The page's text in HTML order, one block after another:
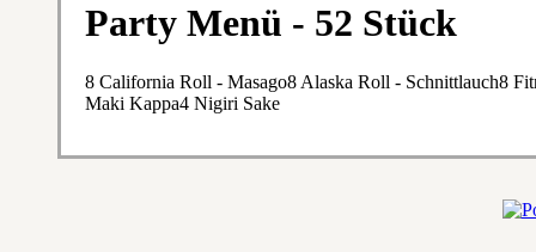
Party Menü - 52 Stück
8 California Roll - Masago8 Alaska Roll - Schnittlauch8
Maki Kappa4 Nigiri Sake